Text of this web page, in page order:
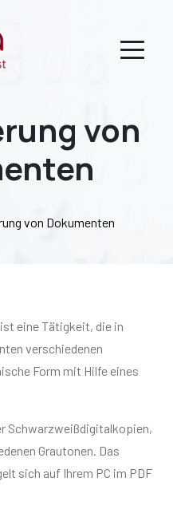
von
von Dokumenten
eine Tätigkeit, die in
verschiedenen
Form mit Hilfe eines
Schwarzweißdigitalkopien,
Grautonen. Das
sich auf Ihrem PC im PDF